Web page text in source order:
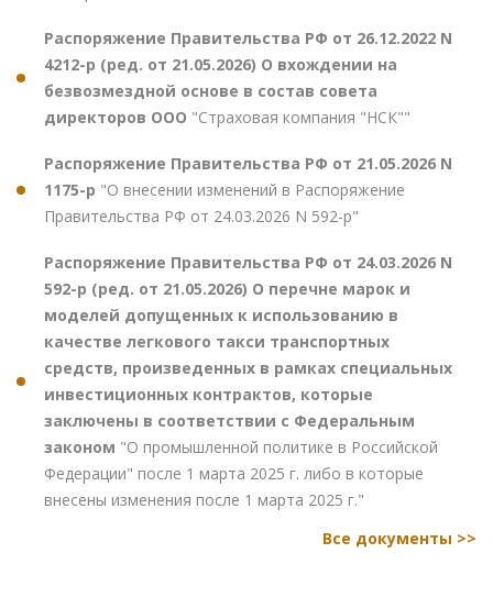
Распоряжение Правительства РФ от 26.12.2022 N
4212-р (ред. от 21.05.2026) О вхождении на
безвозмездной основе в состав совета
директоров ООО "Страховая компания "НСК""
Распоряжение Правительства РФ от 21.05.2026 N
1175-р "О внесении изменений в Распоряжение
Правительства РФ от 24.03.2026 N 592-р"
Распоряжение Правительства РФ от 24.03.2026 N
592-р (ред. от 21.05.2026) О перечне марок и
моделей допущенных к использованию в
качестве легкового такси транспортных
средств, произведенных в рамках специальных
инвестиционных контрактов, которые
заключены в соответствии с Федеральным
законом "О промышленной политике в Российской
Федерации" после 1 марта 2025 г. либо в которые
внесены изменения после 1 марта 2025 г."
Все документы >>